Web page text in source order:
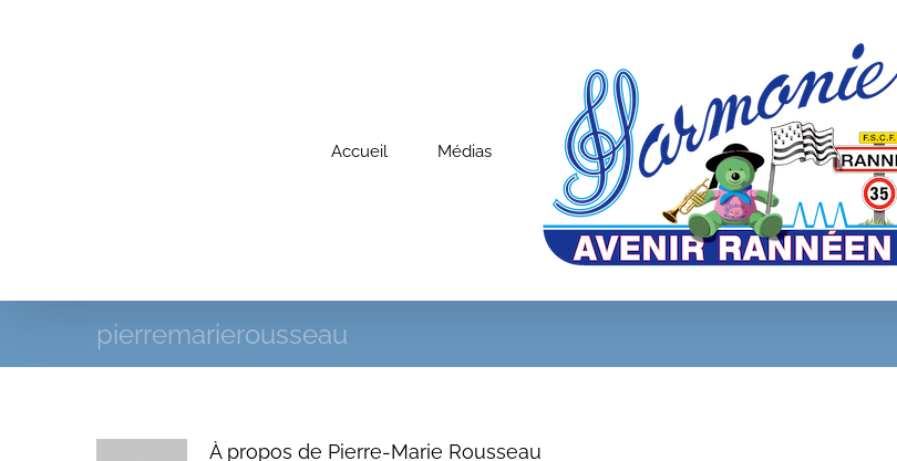
Accueil Médias
pierremarierousseau
À propos de Pierre-Marie Rousseau